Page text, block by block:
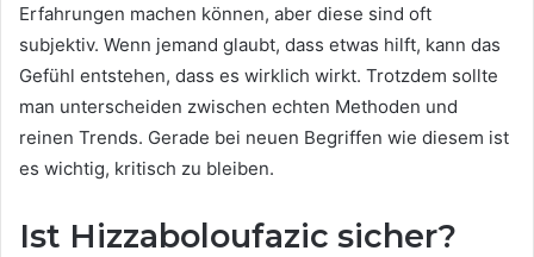
Erfahrungen machen können, aber diese sind oft
subjektiv. Wenn jemand glaubt, dass etwas hilft, kann das
Gefühl entstehen, dass es wirklich wirkt. Trotzdem sollte
man unterscheiden zwischen echten Methoden und
reinen Trends. Gerade bei neuen Begriffen wie diesem ist
es wichtig, kritisch zu bleiben.
Ist Hizzaboloufazic sicher?